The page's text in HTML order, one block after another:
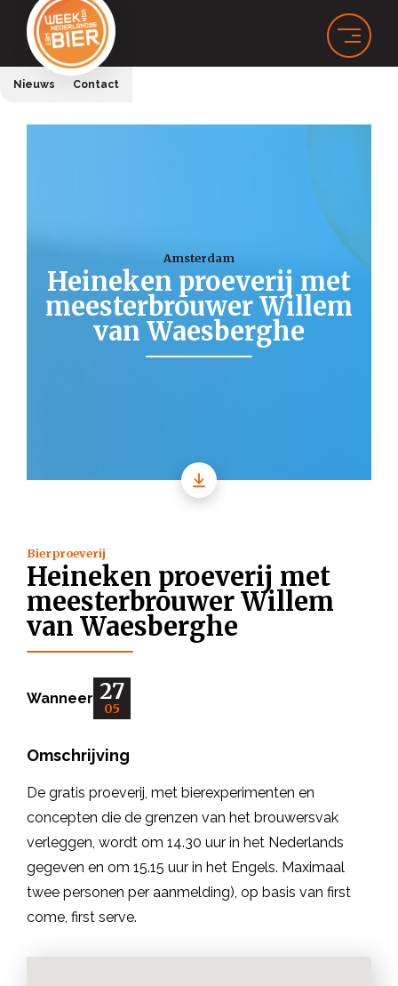
Nieuws Contact
Amsterdam
Heineken proeverij met
meesterbrouwer Willem
van Waesberghe
Bierproeverij
Heineken proeverij met
meesterbrouwer Willem
van Waesberghe
Wanneer 27
05
Omschrijving
De gratis proeverij, met bierexperimenten en
concepten die de grenzen van het brouwersvak
verleggen, wordt om 14.30 uur in het Nederlands
gegeven en om 15.15 uur in het Engels. Maximaal
twee personen per aanmelding), op basis van first
come, first serve.